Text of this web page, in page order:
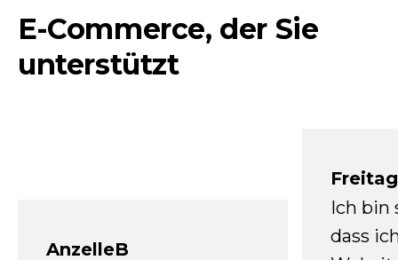
E-Commerce, der Sie
unterstützt
AnzelleB
Ich bin
dass